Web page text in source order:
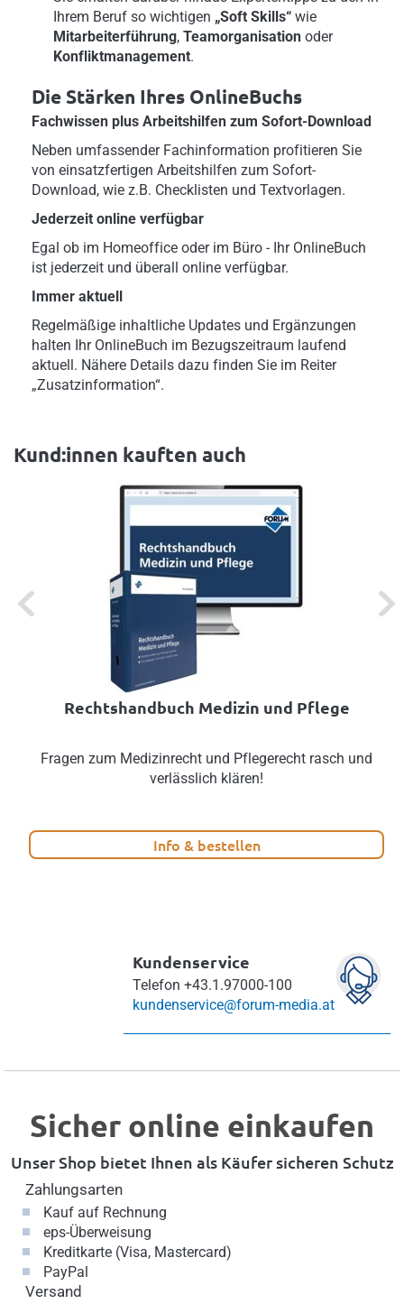
Ihrem Beruf so wichtigen „Soft Skills“ wie
Mitarbeiterführung, Teamorganisation oder
Konfliktmanagement.
Die Stärken Ihres OnlineBuchs
Fachwissen plus Arbeitshilfen zum Sofort-Download
Neben umfassender Fachinformation profitieren Sie
von einsatzfertigen Arbeitshilfen zum Sofort-
Download, wie z.B. Checklisten und Textvorlagen.
Jederzeit online verfügbar
Egal ob im Homeoffice oder im Büro - Ihr OnlineBuch
ist jederzeit und überall online verfügbar.
Immer aktuell
Regelmäßige inhaltliche Updates und Ergänzungen
halten Ihr OnlineBuch im Bezugszeitraum laufend
aktuell. Nähere Details dazu finden Sie im Reiter
„Zusatzinformation“.
Kund:innen kauften auch
Previous Next
Rechtshandbuch Medizin und Pflege
Fragen zum Medizinrecht und Pflegerecht rasch und
verlässlich klären!
Info & bestellen
Kundenservice
Telefon +43.1.97000-100
kundenservice@forum-media.at
Sicher online einkaufen
Unser Shop bietet Ihnen als Käufer sicheren Schutz
Zahlungsarten
Kauf auf Rechnung
eps-Überweisung
Kreditkarte (Visa, Mastercard)
PayPal
Versand